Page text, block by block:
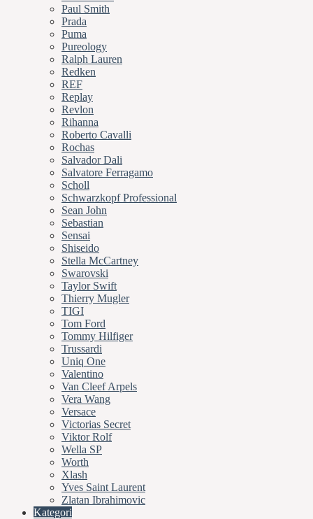
Paul Smith
Prada
Puma
Pureology
Ralph Lauren
Redken
REF
Replay
Revlon
Rihanna
Roberto Cavalli
Rochas
Salvador Dali
Salvatore Ferragamo
Scholl
Schwarzkopf Professional
Sean John
Sebastian
Sensai
Shiseido
Stella McCartney
Swarovski
Taylor Swift
Thierry Mugler
TIGI
Tom Ford
Tommy Hilfiger
Trussardi
Uniq One
Valentino
Van Cleef Arpels
Vera Wang
Versace
Victorias Secret
Viktor Rolf
Wella SP
Worth
Xlash
Yves Saint Laurent
Zlatan Ibrahimovic
Kategori